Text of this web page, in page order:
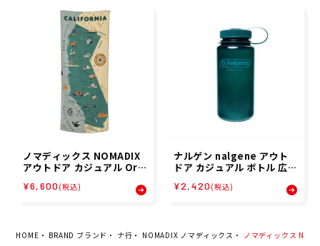
ノマディックス NOMADIX
アウトドア カジュアル Ori
241 メンズ レディース ユニ
¥6,600 (税込)
ナルゲン nalgene アウト
ドア カジュアル ボトル 広口
07 メンズ レディース ユニ
¥2,420 (税込)
HOME BRAND ブランド ナ行 NOMADIX ノマディックス ノマディックス